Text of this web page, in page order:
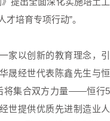
培育专项行动”。
家以创新的教育理念，引
晟经世代表陈鑫先生与恒
将集合双方力量——恒行5
世提供优质先进制造业人